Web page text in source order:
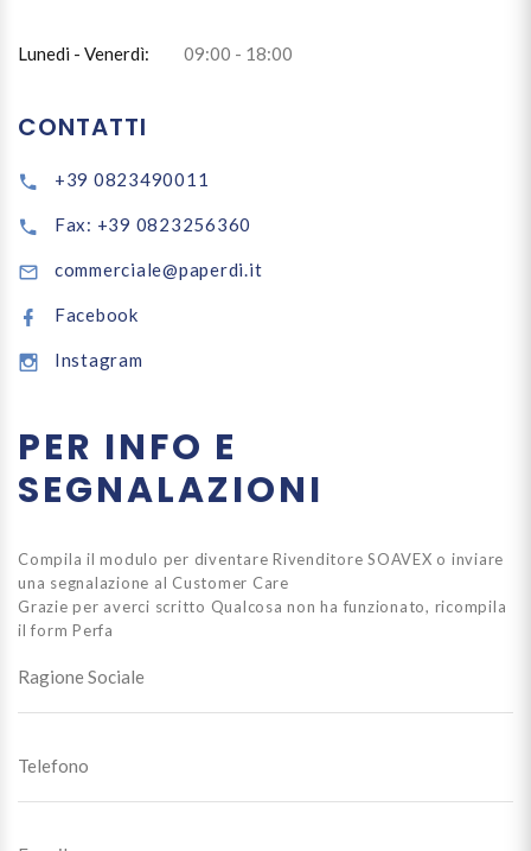
Lunedi - Venerdì: 09:00 - 18:00
CONTATTI
+39 0823490011
Fax: +39 0823256360
commerciale@paperdi.it
Facebook
Instagram
PER INFO E
SEGNALAZIONI
Compila il modulo per diventare Rivenditore SOAVEX o inviare
una segnalazione al Customer Care
Grazie per averci scritto Qualcosa non ha funzionato, ricompila
il form Perfa